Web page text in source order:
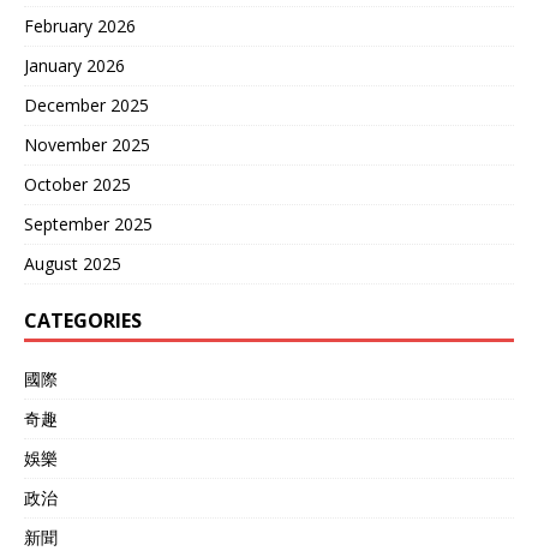
February 2026
January 2026
December 2025
November 2025
October 2025
September 2025
August 2025
CATEGORIES
國際
奇趣
娛樂
政治
新聞